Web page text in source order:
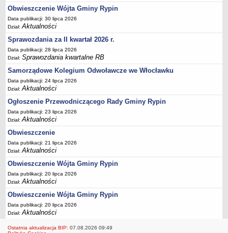
FINANSE GMINY
Budżet
Zmiany budżetu
Wieloletnia Prognoza Finansowa
Majątek gminy
Majątek jednostek organizacyjnych
Dług publiczny
Realizacja inwestycji
Sprawozdania z wykonania budżetu
Sprawozdania kwartalne RB
Sprawozdania finansowe
Informacje z wykonania budżetu gminy (w tym ulgi, odroczenia)
Interpretacje indywidualne
SPRAWY DO ZAŁATWIENIA
BUDOWA PRZYDOMOWYCH OCZYSZCZALNI ŚCIEKÓW -
DOFINANSOWANIE
Preferencyjny zakup węgla
Obwieszczenie Wójta Gminy Rypin
Data publikacji: 30 lipca 2026
Dział:Aktualności
Sprawozdania za II kwartał 2026 r.
Data publikacji: 28 lipca 2026
Dział:Sprawozdania kwartalne RB
Samorządowe Kolegium Odwoławcze we Włocławku
Data publikacji: 24 lipca 2026
Dział:Aktualności
Ogłoszenie Przewodniczącego Rady Gminy Rypin
Data publikacji: 23 lipca 2026
Dział:Aktualności
Obwieszczenie
Data publikacji: 21 lipca 2026
Dział:Aktualności
Obwieszczenie Wójta Gminy Rypin
Data publikacji: 20 lipca 2026
Dział:Aktualności
Obwieszczenie Wójta Gminy Rypin
Data publikacji: 20 lipca 2026
Dział:Aktualności
Ostatnia aktualizacja BIP: 07.08.2026 09:49